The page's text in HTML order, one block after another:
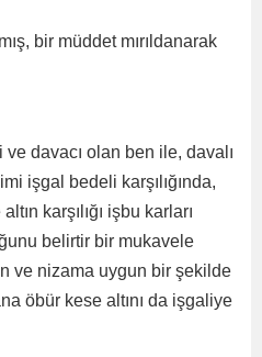
bir müddet mırıldanarak
davacı olan ben ile, davalı
işgal bedeli karşılığında,
karşılığı işbu karları
belirtir bir mukavele
ve nizama uygun bir şekilde
öbür kese altını da işgaliye